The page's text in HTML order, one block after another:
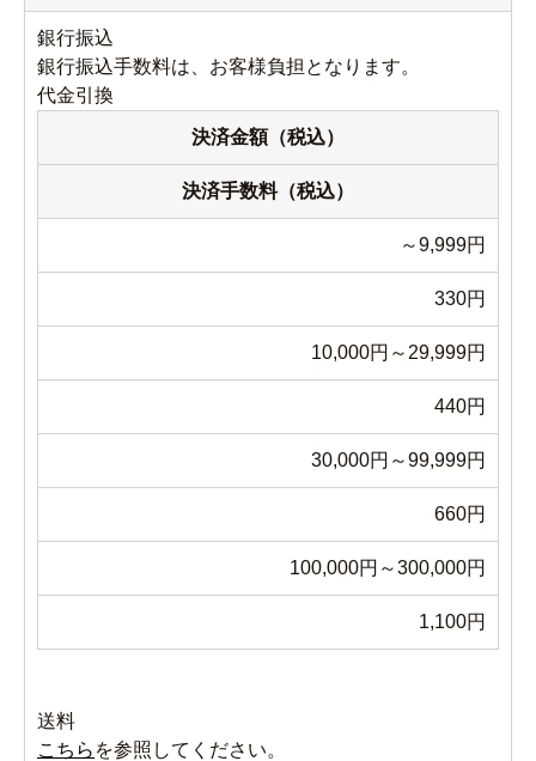
銀行振込
銀行振込手数料は、お客様負担となります。
代金引換
決済金額（税込）
決済手数料（税込）
～9,999円
330円
10,000円～29,999円
440円
30,000円～99,999円
660円
100,000円～300,000円
1,100円
送料
こちら を参照してください。